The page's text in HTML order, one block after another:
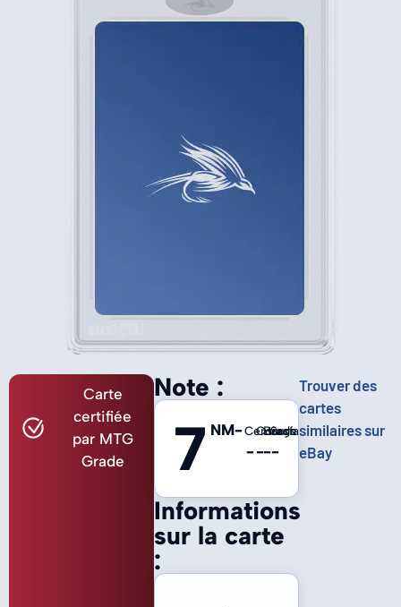
Carte
certifiée
par MTG
Grade
Informations
sur la carte
:
Note :
7 NM-Centrage
-
Coins
-
Bords
-
Surface
-
Trouver des
cartes
similaires sur
eBay